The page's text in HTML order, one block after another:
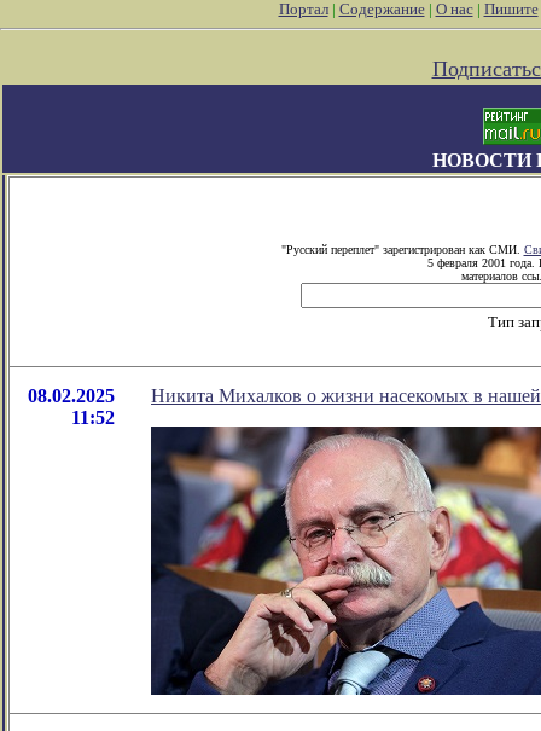
Портал| Содержание| О нас| Пишите
НОВОСТИ
"Русский переплет" зарегистрирован как СМИ.
5 февраля 2001 года.
материалов
Тип
08.02.2025
11:52
Никита Михалков о жизни насекомых в нашей